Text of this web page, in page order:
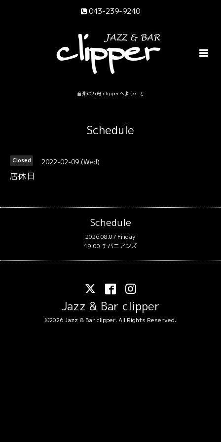
043-239-9240
音楽の方舟 clipperへようこそ
Schedule
Closed 2022-02-09 (Wed)
店休日
Schedule
2026.08.07 Friday
19:00 チバニアンズ
Jazz & Bar clipper
©2026Jazz & Bar clipper. All Rights Reserved.